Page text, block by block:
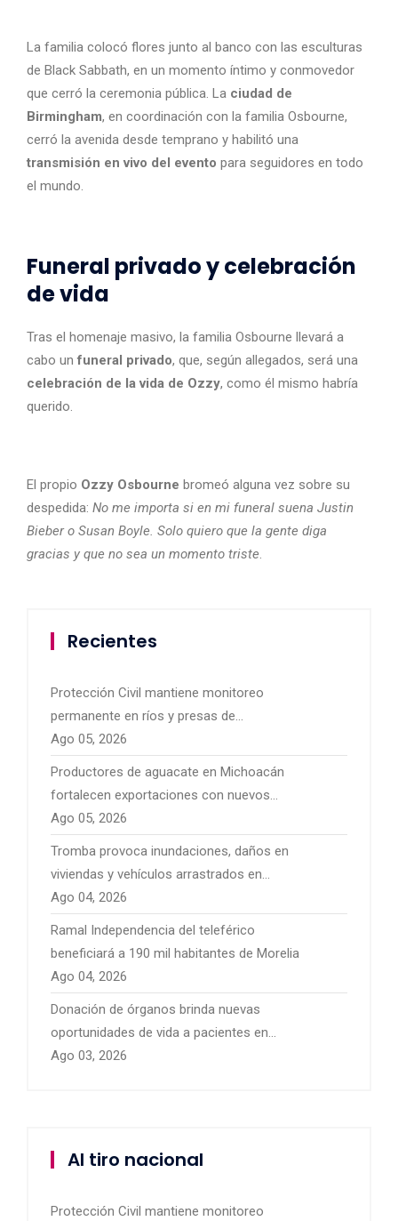
La familia colocó flores junto al banco con las esculturas
de Black Sabbath, en un momento íntimo y conmovedor
que cerró la ceremonia pública. La ciudad de
Birmingham, en coordinación con la familia Osbourne,
cerró la avenida desde temprano y habilitó una
transmisión en vivo del evento para seguidores en todo
el mundo.
Funeral privado y celebración
de vida
Tras el homenaje masivo, la familia Osbourne llevará a
cabo unfuneral privado, que, según allegados, será una
celebración de la vida de Ozzy, como él mismo habría
querido.
El propio Ozzy Osbourne bromeó alguna vez sobre su
despedida: No me importa si en mi funeral suena Justin
Bieber o Susan Boyle. Solo quiero que la gente diga
gracias y que no sea un momento triste.
Recientes
Protección Civil mantiene monitoreo
permanente en ríos y presas de
Michoacán por temporal de lluvias
Ago 05, 2026
Productores de aguacate en Michoacán
fortalecen exportaciones con nuevos
mercados internacionales
Ago 05, 2026
Tromba provoca inundaciones, daños en
viviendas y vehículos arrastrados en
Pátzcuaro
Ago 04, 2026
Ramal Independencia del teleférico
beneficiará a 190 mil habitantes de Morelia
Ago 04, 2026
Donación de órganos brinda nuevas
oportunidades de vida a pacientes en
Michoacán
Ago 03, 2026
Al tiro nacional
Protección Civil mantiene monitoreo